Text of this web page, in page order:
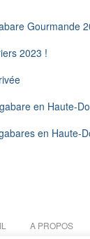
Gourmande
2023 !
en Haute-
en Haute-
A PROPOS